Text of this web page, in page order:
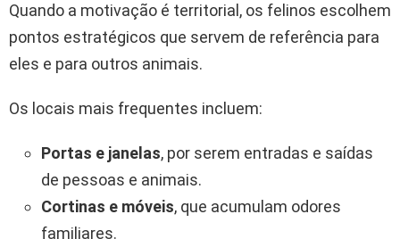
Quando a motivação é territorial, os felinos escolhem
pontos estratégicos que servem de referência para
eles e para outros animais.
Os locais mais frequentes incluem:
Portas e janelas, por serem entradas e saídas
de pessoas e animais.
Cortinas e móveis, que acumulam odores
familiares.